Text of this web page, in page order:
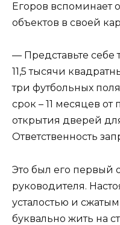
Егоров вспоминает
объектов в своей
— Представьте
11,5 тысячи
три футбольных
срок – 11 месяцев
открытия дверей
Ответственность
Это был его первый
руководителя.
усталостью и
буквально жить на